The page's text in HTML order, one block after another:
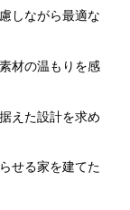
しながら最適な
材の温もりを感
えた設計を求め
せる家を建てた